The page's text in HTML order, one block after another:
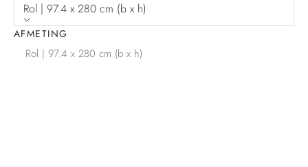
Rol | 97.4 x 280 cm (b x h)
AFMETING
Rol | 97.4 x 280 cm (b x h)